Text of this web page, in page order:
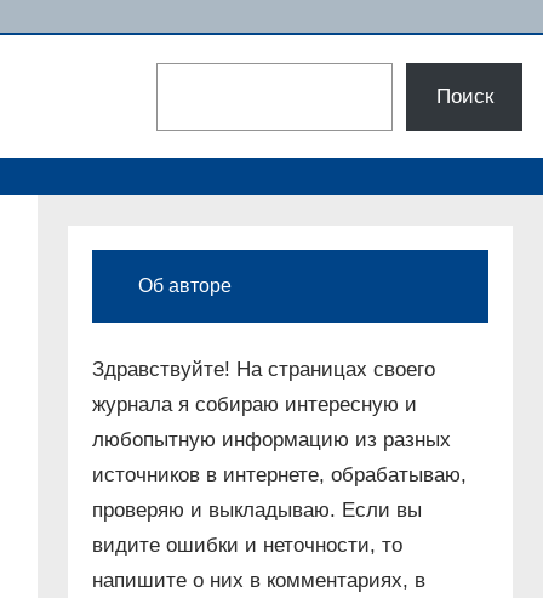
Поиск
Об авторе
Здравствуйте! На страницах своего
журнала я собираю интересную и
любопытную информацию из разных
источников в интернете, обрабатываю,
проверяю и выкладываю. Если вы
видите ошибки и неточности, то
напишите о них в комментариях, в